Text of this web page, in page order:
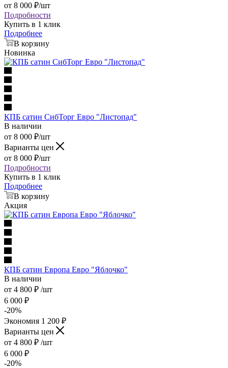
от 8 000 ₽/шт
Подробности
Купить в 1 клик
Подробнее
В корзину
Новинка
КПБ сатин СибТорг Евро "Листопад"
В наличии
от 8 000 ₽/шт
Варианты цен
от 8 000 ₽/шт
Подробности
Купить в 1 клик
Подробнее
В корзину
Акция
КПБ сатин Европа Евро "Яблочко"
В наличии
от 4 800 ₽ /шт
6 000 ₽
-20%
Экономия 1 200 ₽
Варианты цен
от 4 800 ₽ /шт
6 000 ₽
-20%